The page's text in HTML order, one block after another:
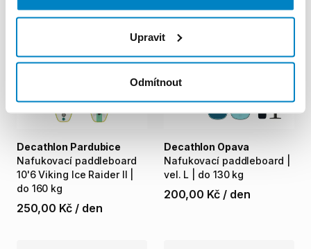
Upravit
Odmítnout
Nafukovací paddleboard
10'6 Viking Ice Raider II
do 160 kg
Decathlon Pardubice
250,00 Kč / den
Nafukovací paddleboard
vel. L do 130 kg
Decathlon Opava
200,00 Kč / den